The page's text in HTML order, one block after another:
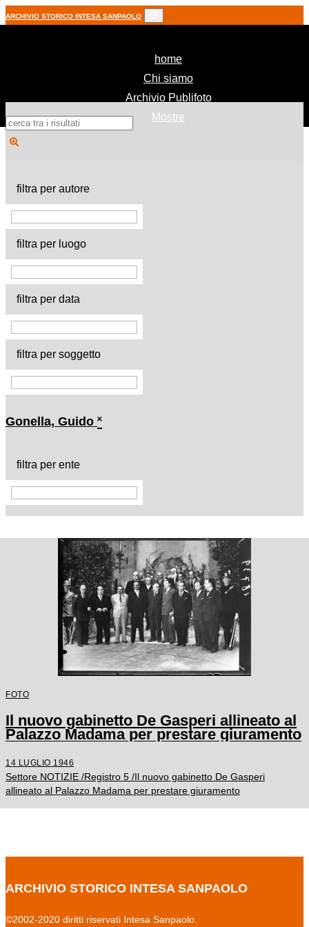
ARCHIVIO STORICO INTESA SANPAOLO
home(current)
Chi siamo
Archivio Publifoto
Mostre
filtra per autore
filtra per luogo
filtra per data
filtra per soggetto
Gonella, Guido ˟
filtra per ente
FOTO
Il nuovo gabinetto De Gasperi allineato al
Palazzo Madama per prestare giuramento
14 LUGLIO 1946
Settore NOTIZIE /Registro 5 /Il nuovo gabinetto De Gasperi
allineato al Palazzo Madama per prestare giuramento
ARCHIVIO STORICO INTESA SANPAOLO
©2002-2020 diritti riservati Intesa Sanpaolo.